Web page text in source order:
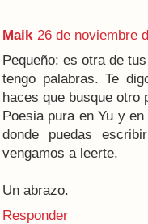
Maik 26 de noviembre
Pequeño: es otra de
tengo palabras. Te
haces que busque otro
Poesia pura en Yu y
donde puedas
vengamos a leerte.
Un abrazo.
Responder